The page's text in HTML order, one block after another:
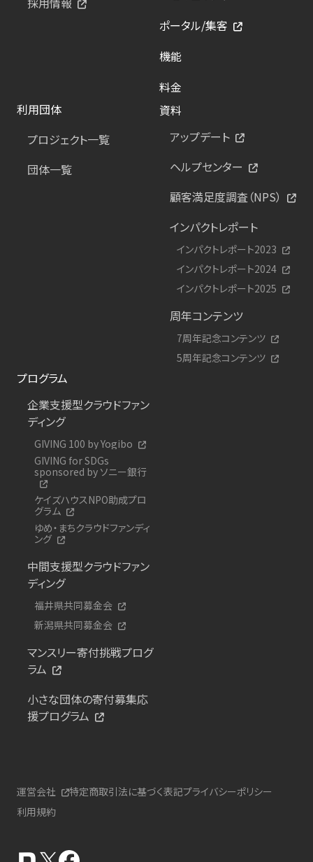
ポータル/集客
機能
料金
利用団体
プロジェクト一覧
団体一覧
資料
アップデート
ヘルプセンター
顧客満足度調査（NPS）
インパクトレポート
インパクトレポート2023
インパクトレポート2024
インパクトレポート2025
周年コンテンツ
7周年記念コンテンツ
5周年記念コンテンツ
プログラム
企業支援型クラウドファン
ディング
GIVING 100 by Yogibo
GIVING for SDGs
sponsored by ソニー銀行
ケイズハウスNPO助成プロ
グラム
ゆめ・まちクラウドファンディ
ング
中間支援型クラウドファン
ディング
福井県共同募金会
新潟県共同募金会
マンスリー寄付挑戦プログ
ラム
小さな団体の寄付募集応
援プログラム
運営会社 特定商取引法に基づく表記プライバシーポリシー
利用規約